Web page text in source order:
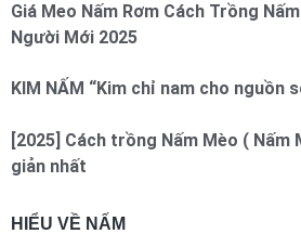
Giá Meo Nấm Rơm Cách Trồng
Người Mới 2025
KIM NẤM “Kim chỉ nam cho nguồn
[2025] Cách trồng Nấm Mèo ( Nấm
giản nhất
HIỂU VỀ NẤM